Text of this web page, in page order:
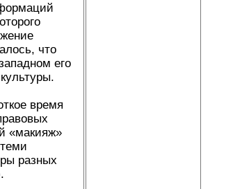
что
его
время
«макияж»
разных